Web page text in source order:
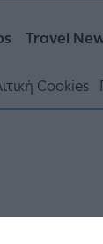
Travel
Cookies